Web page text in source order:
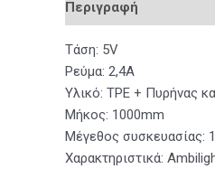
Περιγραφή
Τάση: 5V
Ρεύμα: 2,4A
Υλικό: TPE + Πυρήνας
Μήκος: 1000mm
Μέγεθος συσκευασίας:
Χαρακτηριστικά: